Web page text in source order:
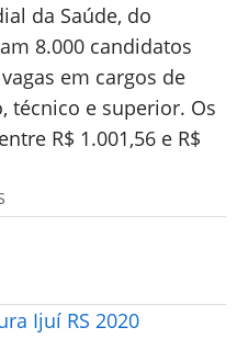
da Saúde, do
8.000 candidatos
em cargos de
técnico e superior. Os
R$ 1.001,56 e R$
Ijuí RS 2020